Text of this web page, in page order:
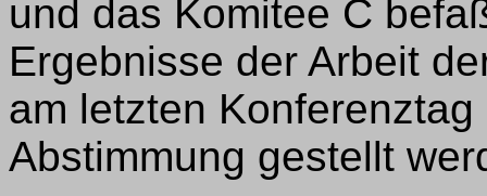
und das Komitee C
Ergebnisse der Arbeit
am letzten
Abstimmung gestellt